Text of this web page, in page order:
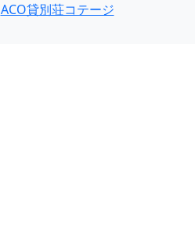
ACO貸別荘コテージ